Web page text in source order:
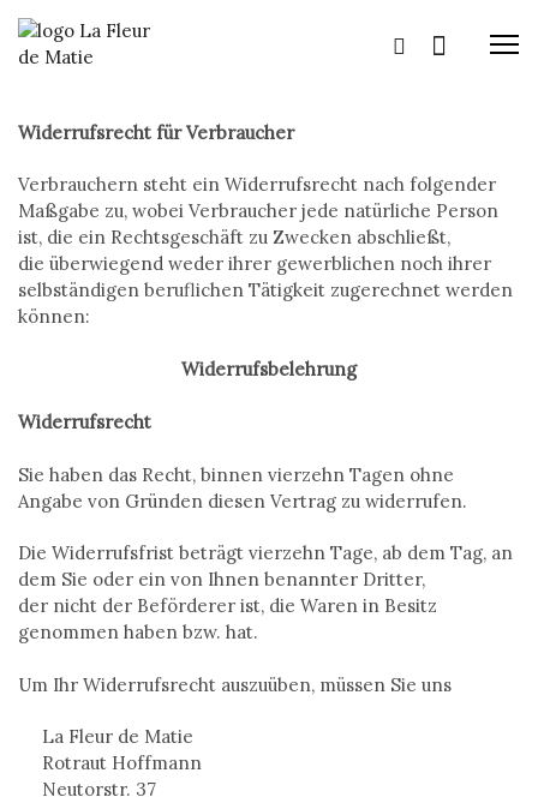
Widerrufsrecht für Verbraucher
Verbrauchern steht ein Widerrufsrecht nach folgender
Maßgabe zu, wobei Verbraucher jede natürliche Person
ist, die ein Rechtsgeschäft zu Zwecken abschließt,
die überwiegend weder ihrer gewerblichen noch ihrer
selbständigen beruflichen Tätigkeit zugerechnet werden
können:
Widerrufsbelehrung
Widerrufsrecht
Sie haben das Recht, binnen vierzehn Tagen ohne
Angabe von Gründen diesen Vertrag zu widerrufen.
Die Widerrufsfrist beträgt vierzehn Tage, ab dem Tag, an
dem Sie oder ein von Ihnen benannter Dritter,
der nicht der Beförderer ist, die Waren in Besitz
genommen haben bzw. hat.
Um Ihr Widerrufsrecht auszuüben, müssen Sie uns
La Fleur de Matie
Rotraut Hoffmann
Neutorstr. 37